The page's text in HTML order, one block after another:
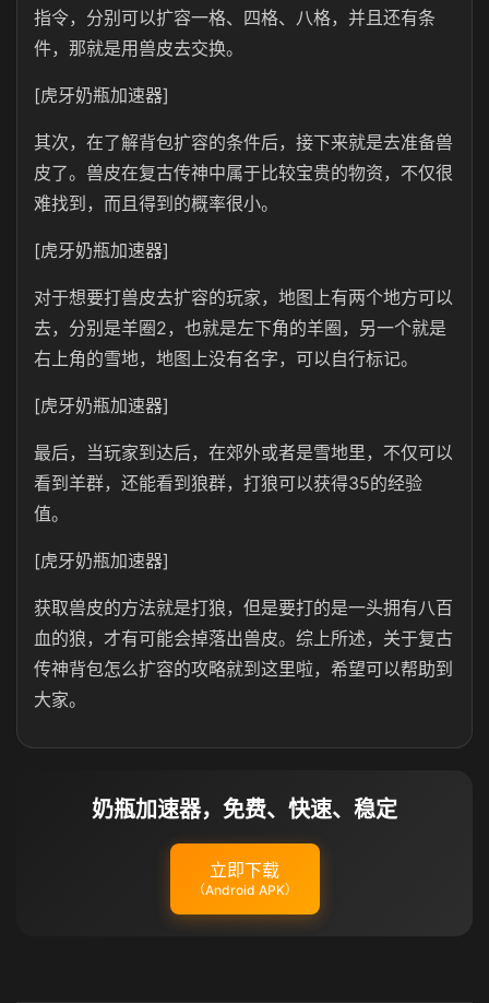
指令，分别可以扩容一格、四格、八格，并且还有条
件，那就是用兽皮去交换。
[虎牙奶瓶加速器]
其次，在了解背包扩容的条件后，接下来就是去准备兽
皮了。兽皮在复古传神中属于比较宝贵的物资，不仅很
难找到，而且得到的概率很小。
[虎牙奶瓶加速器]
对于想要打兽皮去扩容的玩家，地图上有两个地方可以
去，分别是羊圈2，也就是左下角的羊圈，另一个就是
右上角的雪地，地图上没有名字，可以自行标记。
[虎牙奶瓶加速器]
最后，当玩家到达后，在郊外或者是雪地里，不仅可以
看到羊群，还能看到狼群，打狼可以获得35的经验
值。
[虎牙奶瓶加速器]
获取兽皮的方法就是打狼，但是要打的是一头拥有八百
血的狼，才有可能会掉落出兽皮。综上所述，关于复古
传神背包怎么扩容的攻略就到这里啦，希望可以帮助到
大家。
奶瓶加速器，免费、快速、稳定
立即下载
（Android APK）